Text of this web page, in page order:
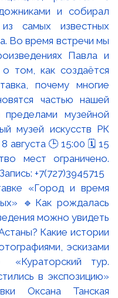
«Город и время
🔹Как рождалась
можно увидеть
Какие истории
эскизами
тур.
в экспозицию»
Оксана Танская